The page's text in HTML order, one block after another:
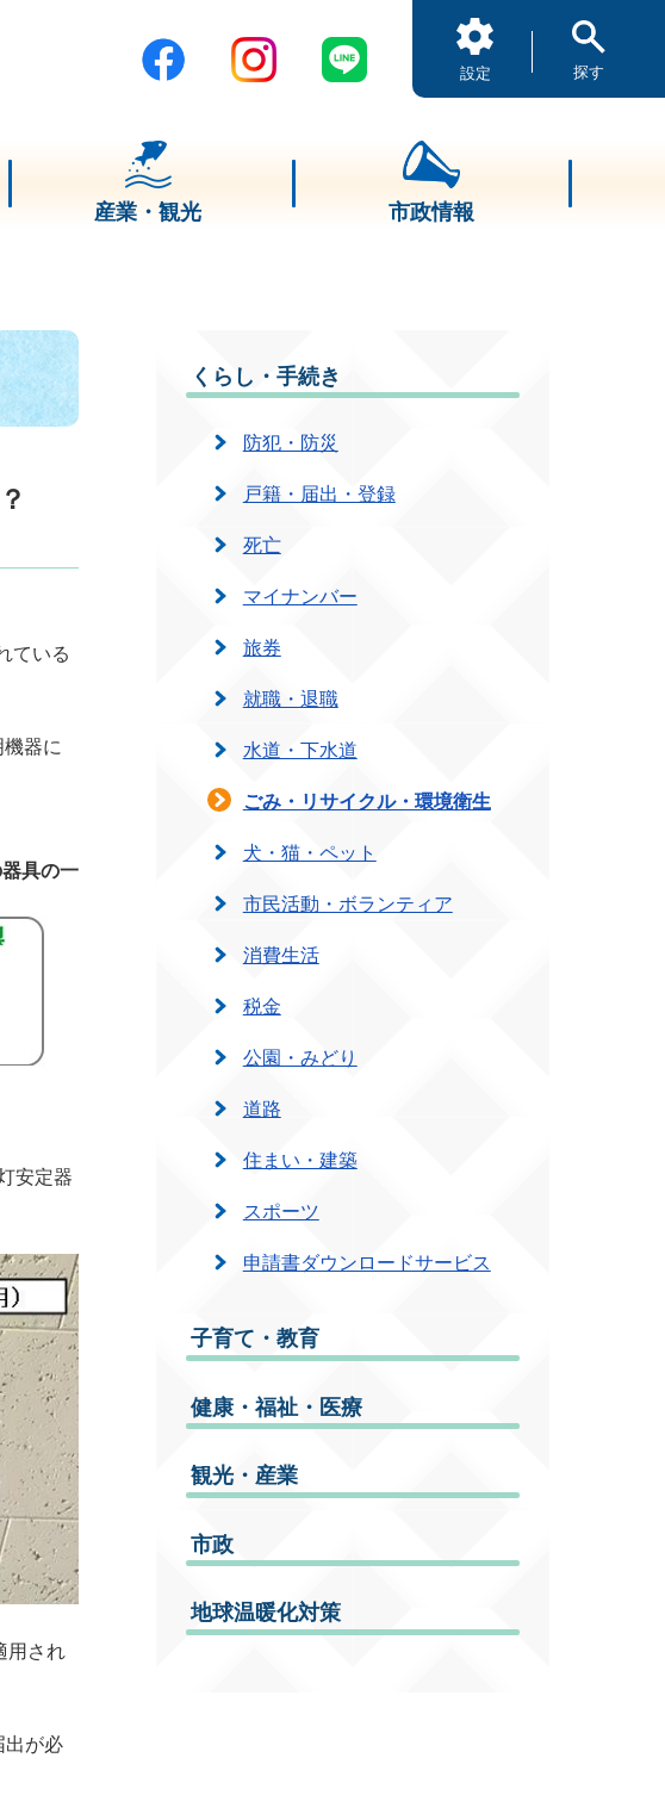
設定 探す
産業・観光 市政情報
ている
器に
具の一
安定器
用され
出が必
くらし・手続き
防犯・防災
戸籍・届出・登録
死亡
マイナンバー
旅券
就職・退職
水道・下水道
ごみ・リサイクル・環境衛生
犬・猫・ペット
市民活動・ボランティア
消費生活
税金
公園・みどり
道路
住まい・建築
スポーツ
申請書ダウンロードサービス
子育て・教育
健康・福祉・医療
観光・産業
市政
地球温暖化対策